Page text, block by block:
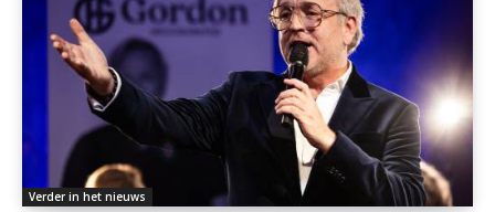
Verder in het nieuws